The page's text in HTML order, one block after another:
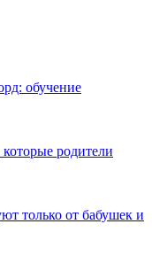
обучение
родители
только от бабушек и